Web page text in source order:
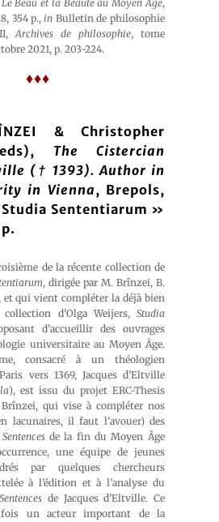
Le Beau et la Beauté au Moyen Âge,
354 p.,in Bulletin de philosophie
Archives de philosophie, tome
2021, p. 203-224.
♦♦♦
& Christopher
The Cistercian
(† 1393). Author in
in Vienna, Brepols,
Sententiarum »
de la récente collection de
, dirigée par M. Brînzei, B.
et qui vient compléter la déjà bien
d’Olga Weijers, Studia
d’accueillir des ouvrages
universitaire au Moyen Âge.
consacré à un théologien
vers 1369, Jacques d’Eltville
), est issu du projet ERC-Thesis
qui vise à compléter nos
lacunaires, il faut l’avouer) des
Sentencesde la fin du Moyen Âge
une équipe de jeunes
par quelques chercheurs
à l’édition et à l’analyse du
Sentences de Jacques d’Eltville. Ce
un acteur important de la